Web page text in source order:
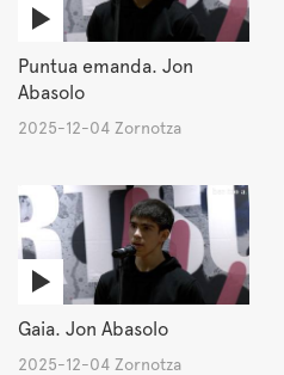
Puntua emanda. Jon
Abasolo
2025-12-04 Zornotza
Gaia. Jon Abasolo
2025-12-04 Zornotza